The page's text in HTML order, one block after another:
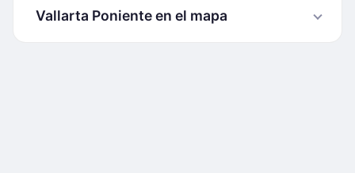
Vallarta Poniente en el mapa